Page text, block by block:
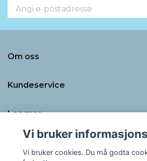
Om oss
Kundeservice
Les mer
Vi bruker
Vi bruker cookies. Du må godta